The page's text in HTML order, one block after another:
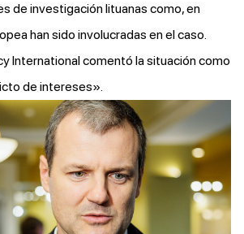
de investigaciónlituanas como, en
han sido involucradas en el caso.
Internationalcomentó la situación como
de intereses».